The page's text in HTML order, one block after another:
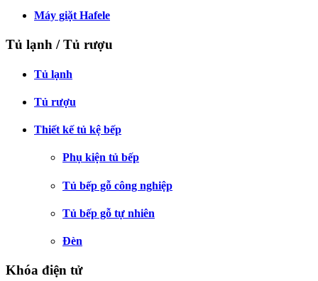
Máy giặt Hafele
Tủ lạnh / Tủ rượu
Tủ lạnh
Tủ rượu
Thiết kế tủ kệ bếp
Phụ kiện tủ bếp
Tủ bếp gỗ công nghiệp
Tủ bếp gỗ tự nhiên
Đèn
Khóa điện tử